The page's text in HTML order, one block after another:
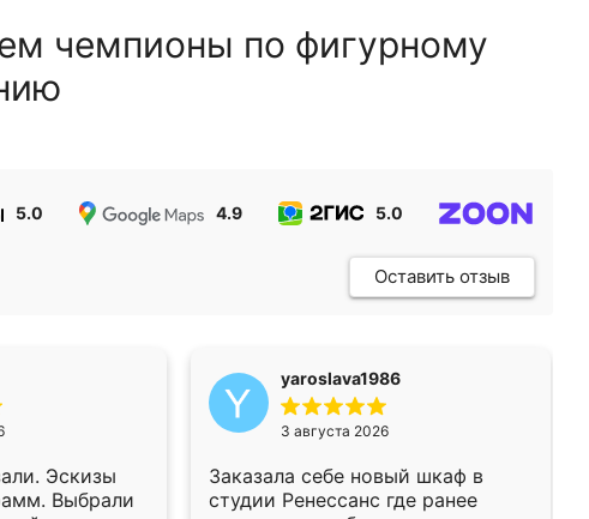
чемпионы по фигурному
5.0 4.9 5.0
Оставить отзыв
Эскизы
Выбрали
yaroslava1986
3 августа 2026
Заказала себе новый шкаф в
студии Ренессанс где ранее